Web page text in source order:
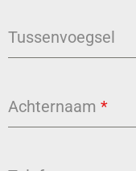
Tussenvoegsel
Achternaam *